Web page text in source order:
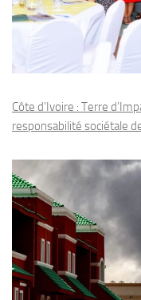
Côte d’Ivoire : Terre
responsabilité sociétale